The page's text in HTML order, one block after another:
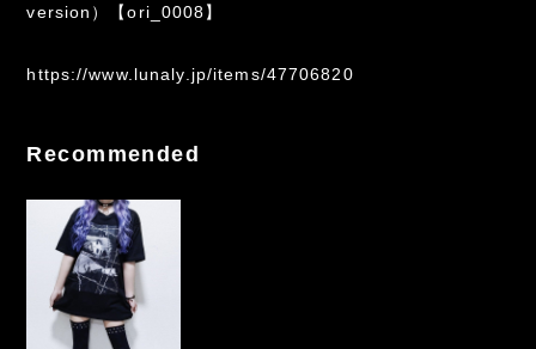
version）【ori_0008】
https://www.lunaly.jp/items/47706820
Recommended